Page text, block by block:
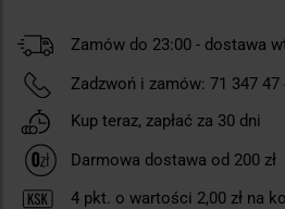
Zamów do 23:00 - dostawa
Zadzwoń i zamów: 71 347 47
Kup teraz, zapłać za 30 dni
Darmowa dostawa od 200 zł
4 pkt. o wartości 2,00 zł na